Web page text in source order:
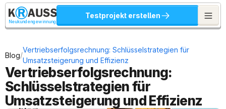
Neukundengewinnung
Testprojekt erstellen
Blog/
Vertriebserfolgsrechnung: Schlüsselstrategien für
Umsatzsteigerung und Effizienz
Vertriebserfolgsrechnung:
Schlüsselstrategien für
Umsatzsteigerung und Effizienz